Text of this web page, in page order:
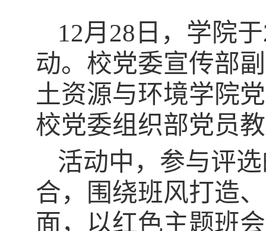
12月 28 日，学院于
动。校党委宣传部
土资源与环境学院
校党委组织部党员
活动中， 参与评选
合，
围绕班风打造、
面 ， 以红色主题班